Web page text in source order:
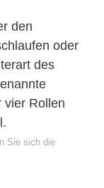
den
oder
des
vier Rollen
Sie sich die